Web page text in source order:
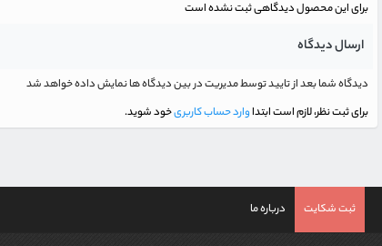
برای این محصول دیدگاهی ثبت نشده است
ارسال دیدگاه
دیدگاه شما بعد از تایید توسط مدیریت در بین دیدگاه ها نمایش داده خواهد شد
برای ثبت نظر، لازم است ابتداوارد حساب کاربریخود شوید.
ثبت شکایت درباره ما